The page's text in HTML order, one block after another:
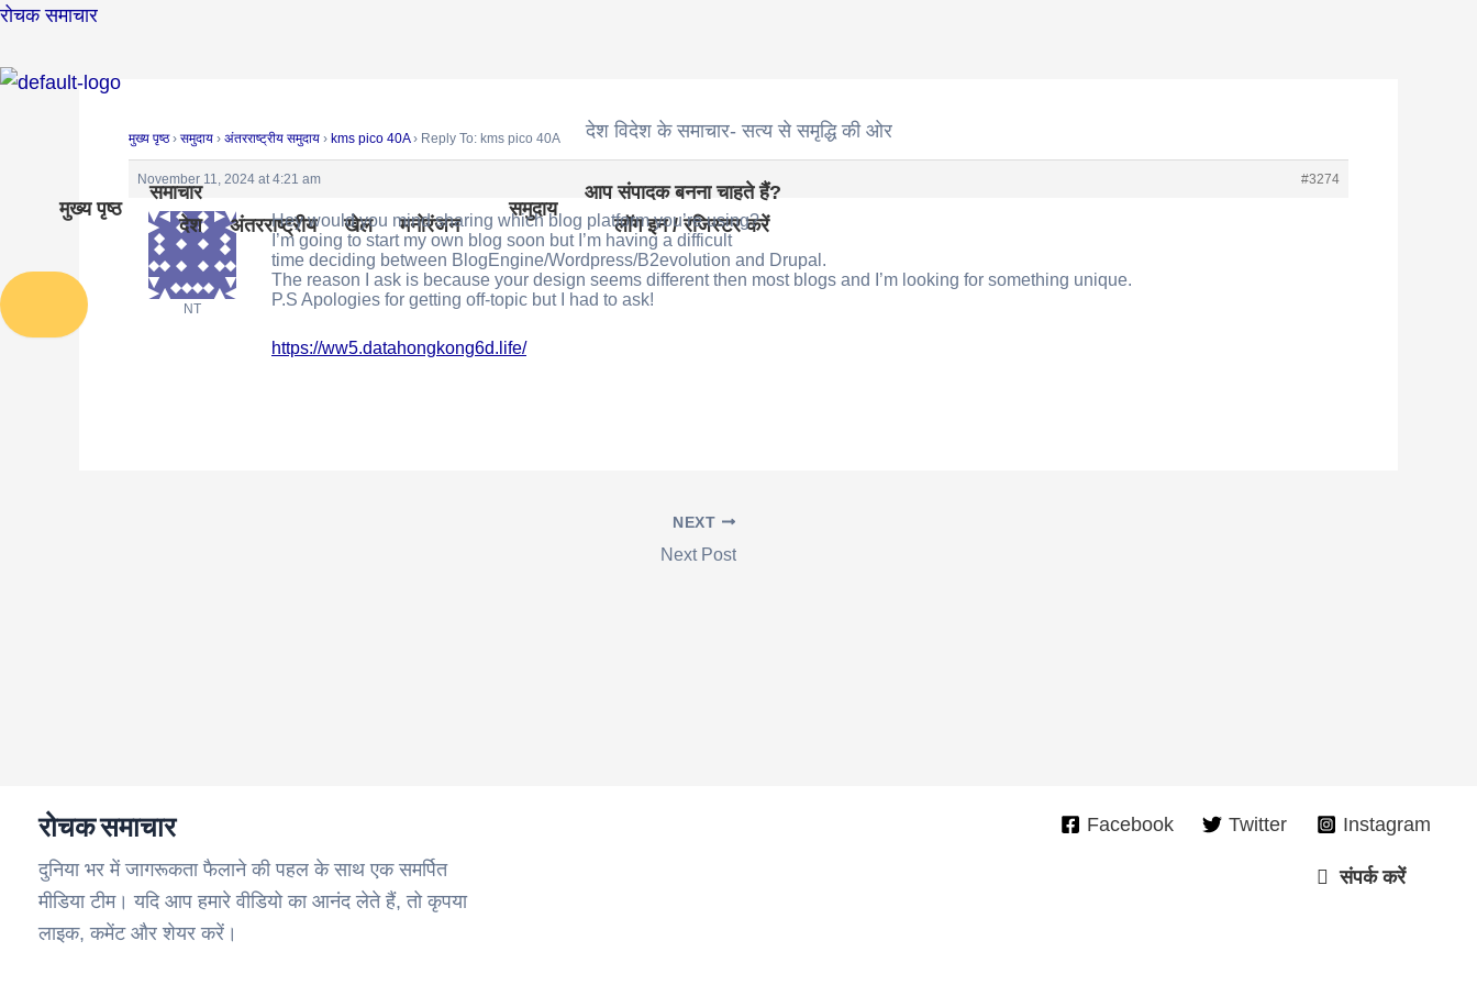
Skip
content
रोचक समाचार
देश विदेश के समाचार- सत्य से समृद्धि की ओर
मुख्य पृष्ठ
समाचार
देश
अंतरराष्ट्रीय खेल मनोरंजन
समुदाय
आप संपादक बनना चाहते हैं?
लॉग इन / रजिस्टर करें
Humberger Toggle Menu
मुख्य पृष्ठ › समुदाय › अंतरराष्ट्रीय समुदाय › kms pico 40A › Reply To: kms pico 40A
November 11, 2024 at 4:21 am #3274
NT
Hey would you mind sharing which blog platform you’re using?
I’m going to start my own blog soon but I’m having a difficult
time deciding between BlogEngine/Wordpress/B2evolution and Drupal.
The reason I ask is because your design seems different then most blogs and I’m looking for something unique.
P.S Apologies for getting off-topic but I had to ask!
https://ww5.datahongkong6d.life/
Post
NEXT
Next Post
रोचक समाचार
दुनिया भर में जागरूकता फैलाने की पहल के साथ एक समर्पित
मीडिया टीम। यदि आप हमारे वीडियो का आनंद लेते हैं, तो कृपया
लाइक, कमेंट और शेयर करें।
Facebook Twitter Instagram
संपर्क करें